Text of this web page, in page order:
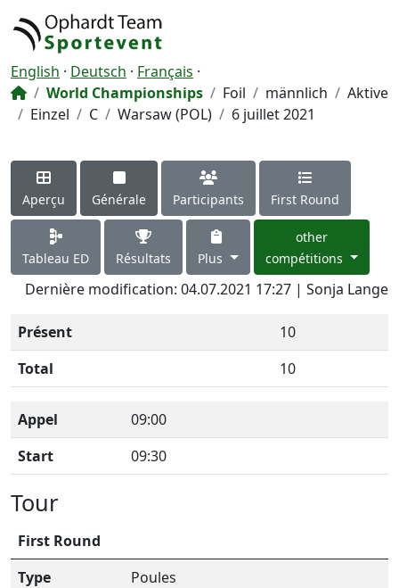
English · Deutsch · Français ·
World Championships
Foil männlich
Aktive
Einzel
C Warsaw (POL) 6 juillet 2021
Aperçu Générale Participants First Round
Tableau ED Résultats Plus
other
compétitions
Dernière modification: 04.07.2021 17:27 | Sonja Lange
Présent
10
Total
10
Appel
09:00
Start
09:30
Tour
First Round
Type
Poules